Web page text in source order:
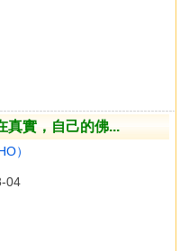
真實，自己的佛...
）
04